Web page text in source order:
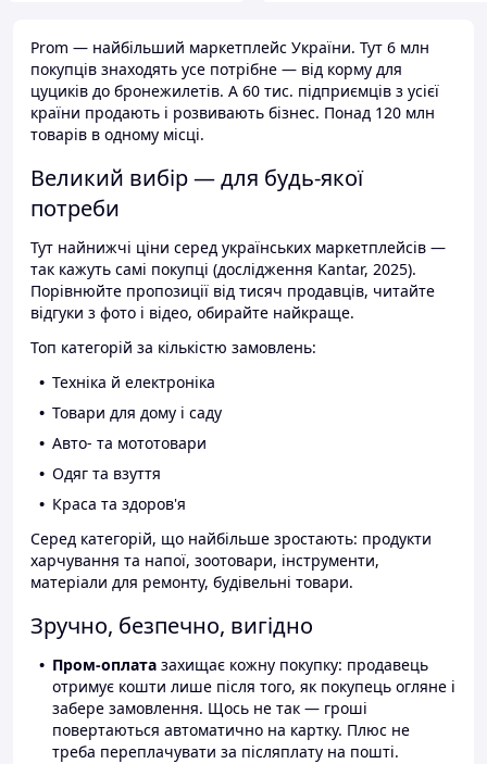
Prom — найбільший маркетплейс України. Тут 6 млн
покупців знаходять усе потрібне — від корму для
цуциків до бронежилетів. А 60 тис. підприємців з усієї
країни продають і розвивають бізнес. Понад 120 млн
товарів в одному місці.
Великий вибір — для будь-якої
потреби
Тут найнижчі ціни серед українських маркетплейсів —
так кажуть самі покупці (дослідження Kantar, 2025).
Порівнюйте пропозиції від тисяч продавців, читайте
відгуки з фото і відео, обирайте найкраще.
Топ категорій за кількістю замовлень:
Техніка й електроніка
Товари для дому і саду
Авто- та мототовари
Одяг та взуття
Краса та здоров'я
Серед категорій, що найбільше зростають: продукти
харчування та напої, зоотовари, інструменти,
матеріали для ремонту, будівельні товари.
Зручно, безпечно, вигідно
Пром-оплата захищає кожну покупку: продавець
отримує кошти лише після того, як покупець огляне і
забере замовлення. Щось не так — гроші
повертаються автоматично на картку. Плюс не
треба переплачувати за післяплату на пошті.